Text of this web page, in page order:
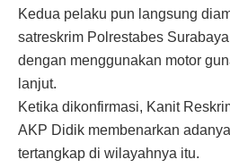
Kedua pelaku pun langsung
satreskrim Polrestabes
dengan menggunakan motor
lanjut.
Ketika dikonfirmasi, Kanit
AKP Didik membenarkan
tertangkap di wilayahnya itu.